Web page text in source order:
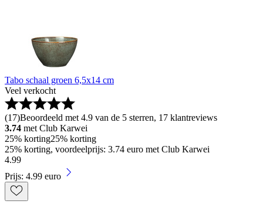
Tabo schaal groen 6,5x14 cm
Veel verkocht
(17)Beoordeeld met 4.9 van de 5 sterren, 17 klantreviews
3.74 met Club Karwei
25% korting25% korting
25% korting, voordeelprijs: 3.74 euro met Club Karwei
4.99
Prijs: 4.99 euro